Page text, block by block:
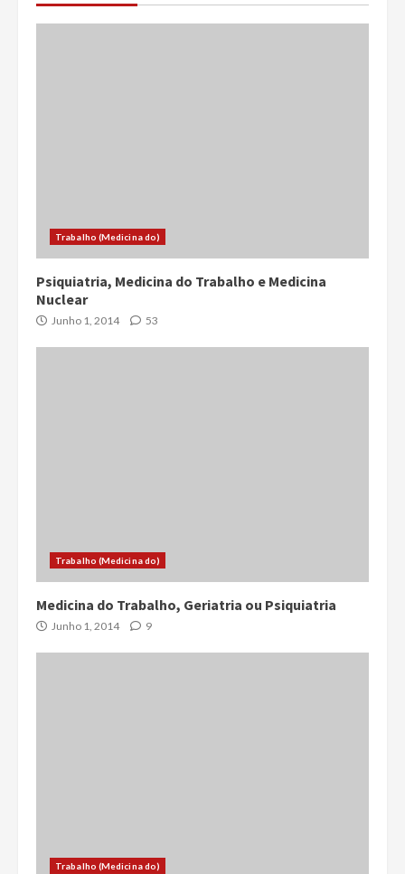
Trabalho (Medicina do)
Psiquiatria, Medicina do Trabalho e Medicina
Nuclear
Junho 1, 2014 53
Trabalho (Medicina do)
Medicina do Trabalho, Geriatria ou Psiquiatria
Junho 1, 2014 9
Trabalho (Medicina do)